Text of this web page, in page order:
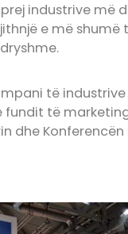
industrive
e më
të
të
dhe